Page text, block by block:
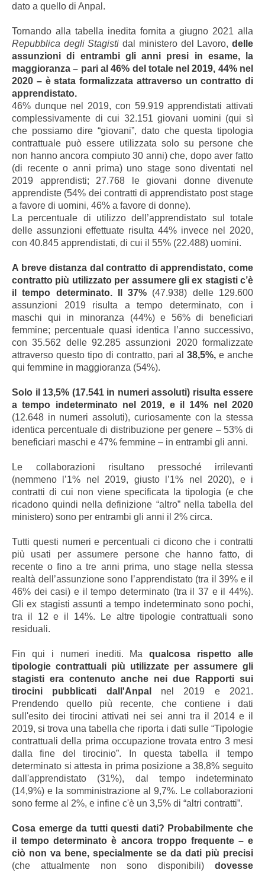
dato a quello di Anpal.
Tornando alla tabella inedita fornitaa giugno 2021 alla
Repubblica degli Stagisti dal ministero del Lavoro, delle
assunzioni di entrambi gli anni presi in esame, la
maggioranza – pari al 46% del totale nel 2019, 44% nel
2020 – è stata formalizzata attraverso un contratto di
apprendistato.
46% dunque nel 2019, con 59.919 apprendistati attivati
complessivamente di cui 32.151 giovani uomini (qui sì
che possiamo dire “giovani”, dato che questa tipologia
contrattuale può essere utilizzata solo su persone che
non hanno ancora compiuto 30 anni) che, dopo aver fatto
(di recente o anni prima) uno stage sono diventati nel
2019 apprendisti; 27.768 le giovani donne divenute
apprendiste (54% dei contratti di apprendistato post stage
a favore di uomini, 46% a favore di donne).
La percentuale di utilizzo dell’apprendistato sul totale
delle assunzioni effettuate risulta 44% invece nel 2020,
con 40.845 apprendistati, di cui il 55% (22.488) uomini.
A breve distanza dal contratto di apprendistato, come
contratto più utilizzato per assumere gli ex stagisti c’è
il tempo determinato. Il 37% (47.938) delle 129.600
assunzioni 2019 risulta a tempo determinato, con i
maschi qui in minoranza (44%) e 56% di beneficiari
femmine; percentuale quasi identica l’anno successivo,
con 35.562 delle 92.285 assunzioni 2020 formalizzate
attraverso questo tipo di contratto, pari al38,5%, e anche
qui femmine in maggioranza (54%).
Solo il 13,5% (17.541 in numeri assoluti) risulta essere
a tempo indeterminato nel 2019, e il 14% nel 2020
(12.648 in numeri assoluti), curiosamente con la stessa
identica percentuale di distribuzione per genere – 53% di
beneficiari maschi e 47% femmine – in entrambi gli anni.
Le collaborazioni risultano pressoché irrilevanti
(nemmeno l’1% nel 2019, giusto l’1% nel 2020), e i
contratti di cui non viene specificata la tipologia (e che
ricadono quindi nella definizione “altro” nella tabella del
ministero) sono per entrambi gli anni il 2% circa.
Tutti questi numeri e percentuali ci dicono che i contratti
più usati per assumere persone che hanno fatto, di
recente o fino a tre anni prima, uno stage nella stessa
realtà dell’assunzione sono l’apprendistato (tra il 39% e il
46% dei casi) e il tempo determinato (tra il 37 e il 44%).
Gli ex stagisti assunti a tempo indeterminato sono pochi,
tra il 12 e il 14%. Le altre tipologie contrattuali sono
residuali.
Fin qui i numeri inediti. Maqualcosa rispetto alle
tipologie contrattuali più utilizzate per assumere gli
stagisti era contenuto anche nei due Rapporti sui
tirocini pubblicati dall'Anpal
nel 2019 e 2021.
Prendendo quello più recente, che contiene i dati
sull'esito dei tirocini attivati nei sei anni tra il 2014 e il
2019, si trova una tabella che riporta i dati sulle “Tipologie
contrattuali della prima occupazione trovata entro 3 mesi
dalla fine del tirocinio”. In questa tabella il tempo
determinato si attesta in prima posizione a 38,8% seguito
dall'apprendistato (31%), dal tempo indeterminato
(14,9%) e la somministrazione al 9,7%. Le collaborazioni
sono ferme al 2%, e infine c'è un 3,5% di “altri contratti”.
Cosa emerge da tutti questi dati? Probabilmente che
il tempo determinato è ancora troppo frequente – e
ciò non va bene, specialmente se da dati più precisi
(che attualmente non sono disponibili) dovesse